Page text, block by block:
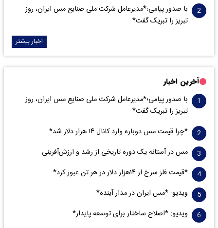
با صدور پیامی؛*مدیرعامل شرکت ملی صنایع مس ایران، روز
تبریز را تبریک گفت*
اخبار بیشتر
آخرین اخبار
با صدور پیامی؛*مدیرعامل شرکت ملی صنایع مس ایران، روز
تبریز را تبریک گفت*
*چرا قیمت مس دوباره وارد کانال ۱۴ هزار دلار شد*
مس در آستانه یک دوره تاریخی از رشد و ارزش‌آفرینی
*قیمت فلز سرخ از ۱۴هزار دلار در هر تن عبور کرد*
ویدیو: *مس ایران در مدار آینده*
ویدیو: *اصلاح ساختار برای توسعه پایدار*